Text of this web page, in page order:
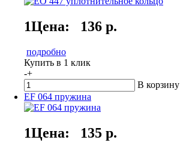
1Цена: 136 р.
подробно
Купить в 1 клик
-+
В корзину
ЕF 064 пружина
1Цена: 135 р.